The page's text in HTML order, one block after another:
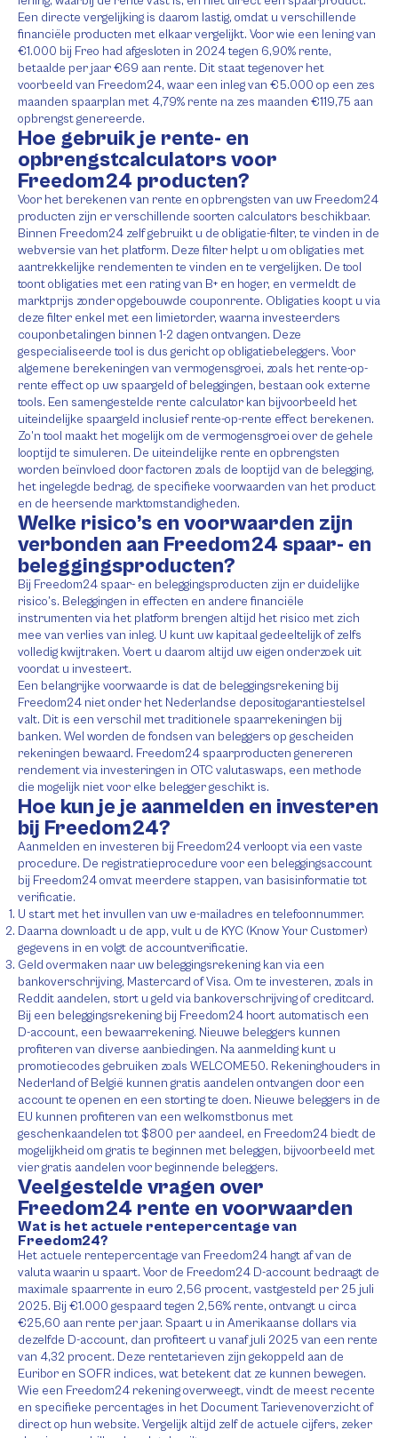
Een directe vergelijking is daarom lastig, omdat u verschillende
financiële producten met elkaar vergelijkt. Voor wie een lening van
€1.000 bij Freo had afgesloten in 2024 tegen 6,90% rente,
betaalde per jaar €69 aan rente. Dit staat tegenover het
voorbeeld van Freedom24, waar een inleg van €5.000 op een zes
maanden spaarplan met 4,79% rente na zes maanden €119,75 aan
opbrengst genereerde.
Hoe gebruik je rente- en
opbrengstcalculators voor
Freedom24 producten?
Voor het berekenen van rente en opbrengsten van uw Freedom24
producten zijn er verschillende soorten calculators beschikbaar.
Binnen Freedom24 zelf gebruikt u de obligatie-filter, te vinden in de
webversie van het platform. Deze filter helpt u om obligaties met
aantrekkelijke rendementen te vinden en te vergelijken. De tool
toont obligaties met een rating van B+ en hoger, en vermeldt de
marktprijs zonder opgebouwde couponrente. Obligaties koopt u via
deze filter enkel met een limietorder, waarna investeerders
couponbetalingen binnen 1-2 dagen ontvangen. Deze
gespecialiseerde tool is dus gericht op obligatiebeleggers. Voor
algemene berekeningen van vermogensgroei, zoals het rente-op-
rente effect op uw spaargeld of beleggingen, bestaan ook externe
tools. Een samengestelde rente calculator kan bijvoorbeeld het
uiteindelijke spaargeld inclusief rente-op-rente effect berekenen.
Zo’n tool maakt het mogelijk om de vermogensgroei over de gehele
looptijd te simuleren. De uiteindelijke rente en opbrengsten
worden beïnvloed door factoren zoals de looptijd van de belegging,
het ingelegde bedrag, de specifieke voorwaarden van het product
en de heersende marktomstandigheden.
Welke risico’s en voorwaarden zijn
verbonden aan Freedom24 spaar- en
beleggingsproducten?
Bij Freedom24 spaar- en beleggingsproducten zijn er duidelijke
risico’s. Beleggingen in effecten en andere financiële
instrumenten via het platform brengen altijd het risico met zich
mee van verlies van inleg. U kunt uw kapitaal gedeeltelijk of zelfs
volledig kwijtraken. Voert u daarom altijd uw eigen onderzoek uit
voordat u investeert.
Een belangrijke voorwaarde is dat de beleggingsrekening bij
Freedom24 niet onder het Nederlandse depositogarantiestelsel
valt. Dit is een verschil met traditionele spaarrekeningen bij
banken. Wel worden de fondsen van beleggers op gescheiden
rekeningen bewaard. Freedom24 spaarproducten genereren
rendement via investeringen in OTC valutaswaps, een methode
die mogelijk niet voor elke belegger geschikt is.
Hoe kun je je aanmelden en investeren
bij Freedom24?
Aanmelden en investeren bij Freedom24 verloopt via een vaste
procedure. De registratieprocedure voor een beleggingsaccount
bij Freedom24 omvat meerdere stappen, van basisinformatie tot
verificatie.
U start met het invullen van uw e-mailadres en telefoonnummer.
Daarna downloadt u de app, vult u de KYC (Know Your Customer)
gegevens in en volgt de accountverificatie.
Geld overmaken naar uw beleggingsrekening kan via een
bankoverschrijving, Mastercard of Visa. Om te investeren, zoals in
Reddit aandelen, stort u geld via bankoverschrijving of creditcard.
Bij een beleggingsrekening bij Freedom24 hoort automatisch een
D-account, een bewaarrekening. Nieuwe beleggers kunnen
profiteren van diverse aanbiedingen. Na aanmelding kunt u
promotiecodes gebruiken zoals WELCOME50. Rekeninghouders in
Nederland of België kunnen gratis aandelen ontvangen door een
account te openen en een storting te doen. Nieuwe beleggers in de
EU kunnen profiteren van een welkomstbonus met
geschenkaandelen tot $800 per aandeel, en Freedom24 biedt de
mogelijkheid om gratis te beginnen met beleggen, bijvoorbeeld met
vier gratis aandelen voor beginnende beleggers.
Veelgestelde vragen over
Freedom24 rente en voorwaarden
Wat is het actuele rentepercentage van
Freedom24?
Het actuele rentepercentage van Freedom24 hangt af van de
valuta waarin u spaart. Voor de Freedom24 D-account bedraagt de
maximale spaarrente in euro 2,56 procent, vastgesteld per 25 juli
2025. Bij €1.000 gespaard tegen 2,56% rente, ontvangt u circa
€25,60 aan rente per jaar. Spaart u in Amerikaanse dollars via
dezelfde D-account, dan profiteert u vanaf juli 2025 van een rente
van 4,32 procent. Deze rentetarieven zijn gekoppeld aan de
Euribor en SOFR indices, wat betekent dat ze kunnen bewegen.
Wie een Freedom24 rekening overweegt, vindt de meest recente
en specifieke percentages in het Document Tarievenoverzicht of
direct op hun website. Vergelijk altijd zelf de actuele cijfers, zeker